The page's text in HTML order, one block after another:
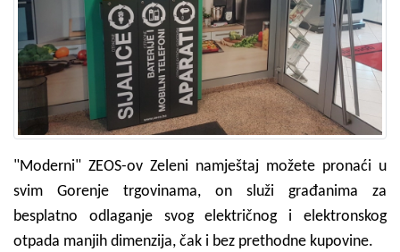
"Moderni" ZEOS-ov Zeleni namještaj možete pronaći u
svim Gorenje trgovinama, on služi građanima za
besplatno odlaganje svog električnog i elektronskog
otpada manjih dimenzija, čak i bez prethodne kupovine.